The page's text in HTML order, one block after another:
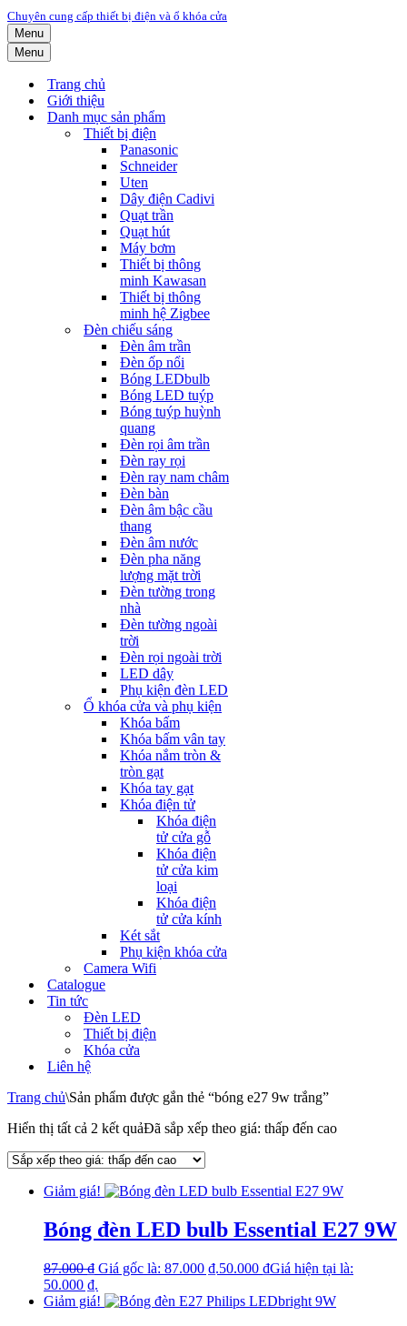
Chuyên cung cấp thiết bị điện và ổ khóa cửa
Menu
Menu
Trang chủ
Giới thiệu
Danh mục sản phẩm
Thiết bị điện
Panasonic
Schneider
Uten
Dây điện Cadivi
Quạt trần
Quạt hút
Máy bơm
Thiết bị thông
minh Kawasan
Thiết bị thông
minh hệ Zigbee
Đèn chiếu sáng
Đèn âm trần
Đèn ốp nổi
Bóng LEDbulb
Bóng LED tuýp
Bóng tuýp huỳnh
quang
Đèn rọi âm trần
Đèn ray rọi
Đèn ray nam châm
Đèn bàn
Đèn âm bậc cầu
thang
Đèn âm nước
Đèn pha năng
lượng mặt trời
Đèn tường trong
nhà
Đèn tường ngoài
trời
Đèn rọi ngoài trời
LED dây
Phụ kiện đèn LED
Ổ khóa cửa và phụ kiện
Khóa bấm
Khóa bấm vân tay
Khóa nắm tròn &
tròn gạt
Khóa tay gạt
Khóa điện tử
Khóa điện
tử cửa gỗ
Khóa điện
tử cửa kim
loại
Khóa điện
tử cửa kính
Két sắt
Phụ kiện khóa cửa
Camera Wifi
Catalogue
Tin tức
Đèn LED
Thiết bị điện
Khóa cửa
Liên hệ
Trang chủ\Sản phẩm được gắn thẻ “bóng e27 9w trắng”
Hiển thị tất cả 2 kết quảĐã sắp xếp theo giá: thấp đến cao
Giảm giá!
Bóng đèn LED bulb Essential E27 9W
87.000₫ Giá gốc là: 87.000 ₫.50.000 ₫Giá hiện tại là:
50.000 ₫.
Giảm giá!